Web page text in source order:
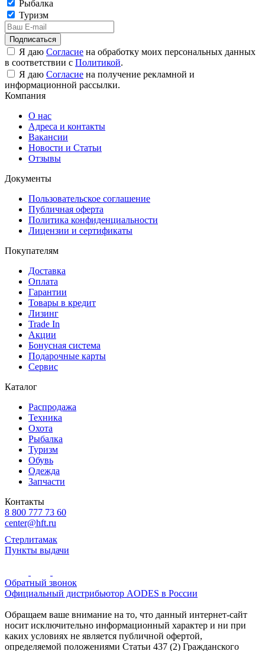
Рыбалка
Туризм
Подписаться
Я даю Согласие на обработку моих персональных данных
в соответствии с Политикой.
Я даю Согласие на получение рекламной и
информационной рассылки.
Компания
О нас
Адреса и контакты
Вакансии
Новости и Статьи
Отзывы
Документы
Пользовательское соглашение
Публичная оферта
Политика конфиденциальности
Лицензии и сертификаты
Покупателям
Доставка
Оплата
Гарантии
Товары в кредит
Лизинг
Trade In
Акции
Бонусная система
Подарочные карты
Сервис
Каталог
Распродажа
Техника
Охота
Рыбалка
Туризм
Обувь
Одежда
Запчасти
Контакты
8 800 777 73 60
center@hft.ru
Стерлитамак
Пункты выдачи
Обратный звонок
Официальный дистрибьютор AODES в России
Обращаем ваше внимание на то, что данный интернет-сайт
носит исключительно информационный характер и ни при
каких условиях не является публичной офертой,
определяемой положениями Статьи 437 (2) Гражданского